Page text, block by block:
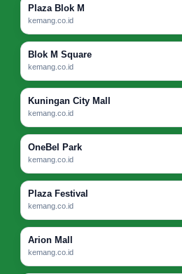
Plaza Blok M
kemang.co.id
Blok M Square
kemang.co.id
Kuningan City Mall
kemang.co.id
OneBel Park
kemang.co.id
Plaza Festival
kemang.co.id
Arion Mall
kemang.co.id